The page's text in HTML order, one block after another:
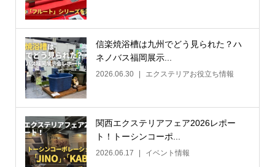
信楽焼浴槽は九州でどう見られた？ハ
ネノバス福岡展示...
2026.06.30 エクステリアお役立ち情報
関西エクステリアフェア2026レポー
ト！トーシンコーポ...
2026.06.17 イベント情報